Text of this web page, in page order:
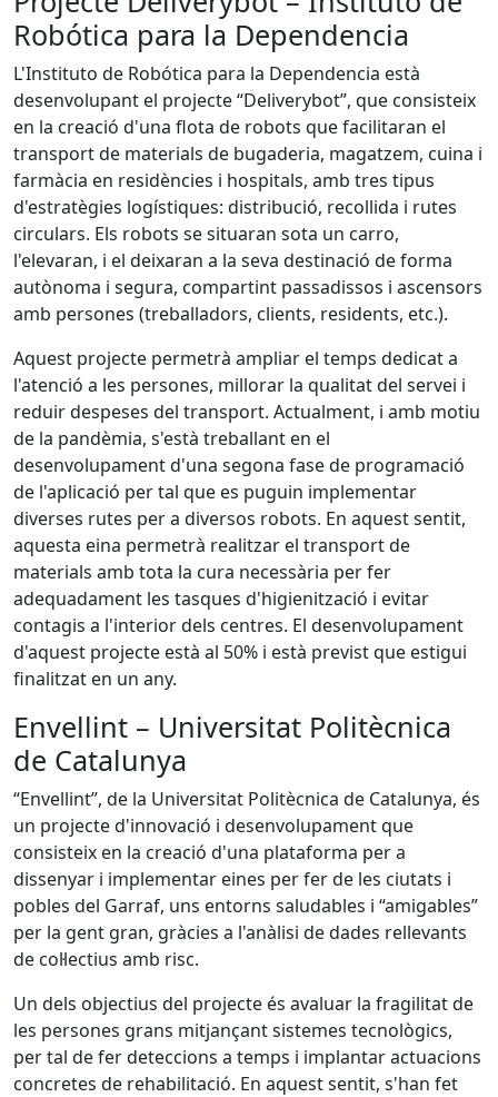
Robótica para la Dependencia
L'Instituto de Robótica para la Dependencia està
desenvolupant el projecte “Deliverybot”, que consisteix
en la creació d'una flota de robots que facilitaran el
transport de materials de bugaderia, magatzem, cuina i
farmàcia en residències i hospitals, amb tres tipus
d'estratègies logístiques: distribució, recollida i rutes
circulars. Els robots se situaran sota un carro,
l'elevaran, i el deixaran a la seva destinació de forma
autònoma i segura, compartint passadissos i ascensors
amb persones (treballadors, clients, residents, etc.).
Aquest projecte permetrà ampliar el temps dedicat a
l'atenció a les persones, millorar la qualitat del servei i
reduir despeses del transport. Actualment, i amb motiu
de la pandèmia, s'està treballant en el
desenvolupament d'una segona fase de programació
de l'aplicació per tal que es puguin implementar
diverses rutes per a diversos robots. En aquest sentit,
aquesta eina permetrà realitzar el transport de
materials amb tota la cura necessària per fer
adequadament les tasques d'higienització i evitar
contagis a l'interior dels centres. El desenvolupament
d'aquest projecte està al 50% i està previst que estigui
finalitzat en un any.
Envellint – Universitat Politècnica
de Catalunya
“Envellint”, de la Universitat Politècnica de Catalunya, és
un projecte d'innovació i desenvolupament que
consisteix en la creació d'una plataforma per a
dissenyar i implementar eines per fer de les ciutats i
pobles del Garraf, uns entorns saludables i “amigables”
per la gent gran, gràcies a l'anàlisi de dades rellevants
de col·lectius amb risc.
Un dels objectius del projecte és avaluar la fragilitat de
les persones grans mitjançant sistemes tecnològics,
per tal de fer deteccions a temps i implantar actuacions
concretes de rehabilitació. En aquest sentit, s'han fet